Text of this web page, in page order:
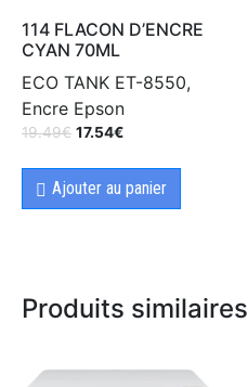
114 FLACON D’ENCRE
CYAN 70ML
ECO TANK ET-8550,
Encre Epson
19.49€ 17.54€
Ajouter au panier
Produits similaires